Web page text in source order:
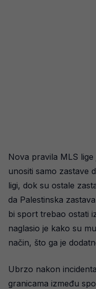
Nova pravila MLS
unositi samo zastave
ligi, dok su ostale
da Palestinska
bi sport trebao ostati
naglasio je kako su
način, što ga je
Ubrzo nakon
granicama između